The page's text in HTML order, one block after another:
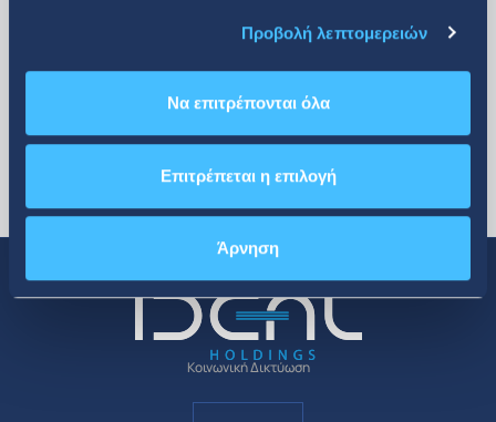
Προβολή λεπτομερειών
Να επιτρέπονται όλα
Επιτρέπεται η επιλογή
Άρνηση
Κοινωνική Δικτύωση